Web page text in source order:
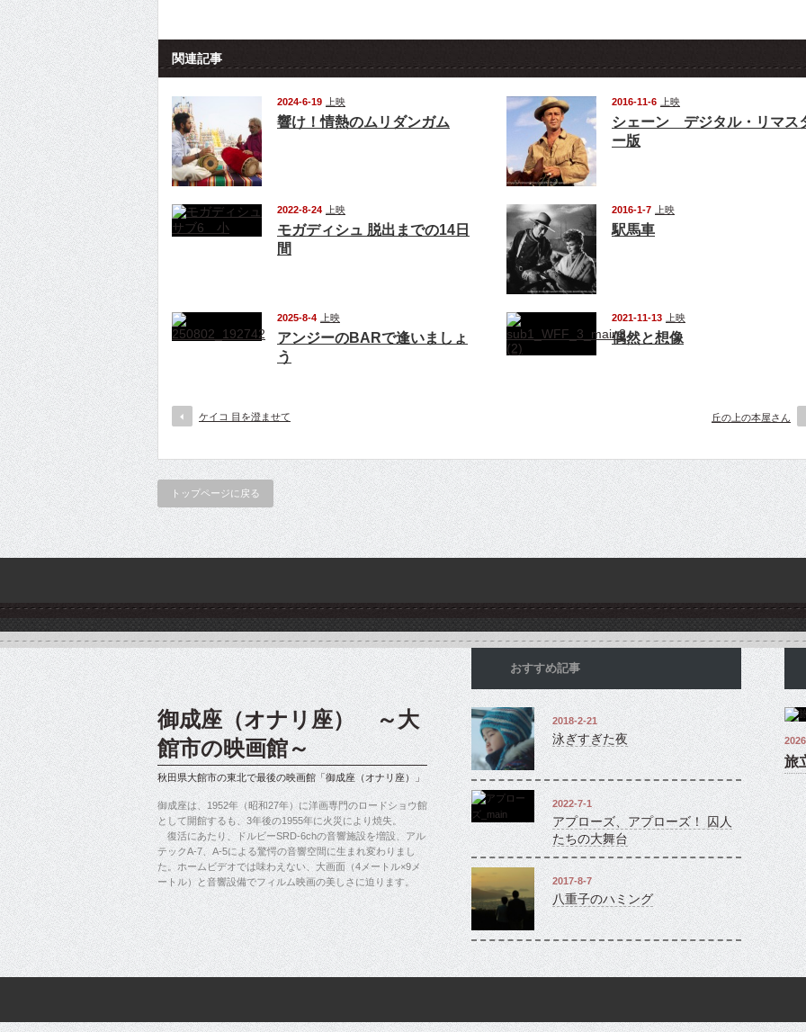
関連記事
2024-6-19 上映
響け！情熱のムリダンガム
2016-11-6 上映
シェーン デジタル・リマス
ー版
2022-8-24 上映
モガディシュ 脱出までの14日
間
2016-1-7 上映
駅馬車
2025-8-4 上映
アンジーのBARで逢いましょ
う
2021-11-13 上映
偶然と想像
ケイコ 目を澄ませて 丘の上の本屋さん
トップページに戻る
おすすめ記事
2018-2-21
泳ぎすぎた夜
2022-7-1
アプローズ、アプローズ！ 囚人
たちの大舞台
2017-8-7
八重子のハミング
旅
御成座（オナリ座） ～大
館市の映画館～
秋田県大館市の東北で最後の映画館「御成座（オナリ座）」
御成座は、1952年（昭和27年）に洋画専門のロードショウ館
として開館するも、3年後の1955年に火災により焼失。
復活にあたり、ドルビーSRD-6chの音響施設を増設、アル
テックA-7、A-5による驚愕の音響空間に生まれ変わりまし
た。ホームビデオでは味わえない、大画面（4メートル×9メ
ートル）と音響設備でフィルム映画の美しさに迫ります。